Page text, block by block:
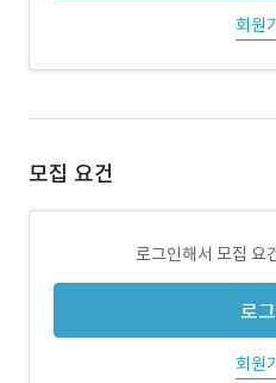
회원
모집 요건
로그인해서 모집 요
로
회원